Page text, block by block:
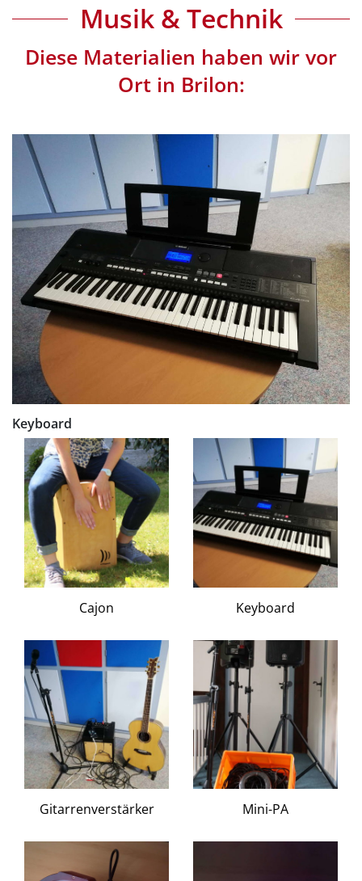
Musik & Technik
Diese Materialien haben wir vor
Ort in Brilon:
Keyboard
Cajon Keyboard
Gitarrenverstärker Mini-PA